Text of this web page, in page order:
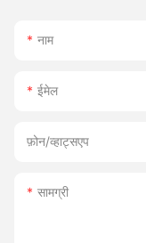
नाम
ईमेल
फ़ोन/व्हाट्सएप
सामग्री